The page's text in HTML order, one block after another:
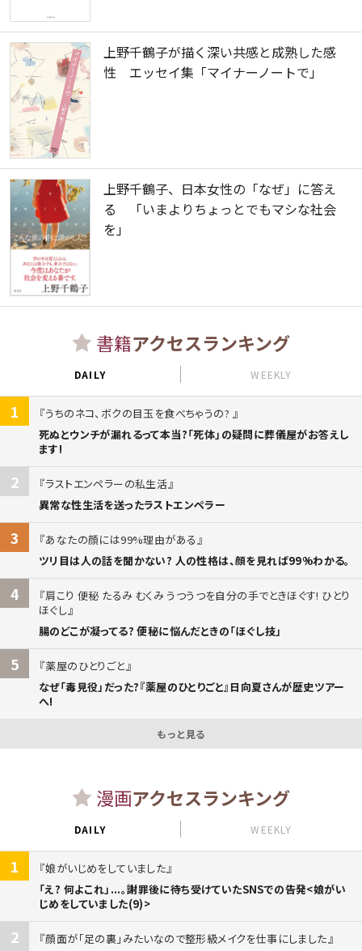
上野千鶴子が描く深い共感と成熟した感
性 エッセイ集「マイナーノートで」
上野千鶴子、日本女性の「なぜ」に答え
る 「いまよりちょっとでもマシな社会
を」
書籍アクセスランキング
DAILY WEEKLY
1
うちのネコ、ボクの目玉を食べちゃうの?
死ぬとウンチが漏れるって本当?「死体」の疑問に葬儀屋がお答えし
ます!
2
ラストエンペラーの私生活
異常な性生活を送ったラストエンペラー
3
あなたの顔には99%理由がある
ツリ目は人の話を聞かない? 人の性格は、顔を見れば99%わかる。
4
肩こり 便秘 たるみ むくみ うつうつを自分の手でときほぐす! ひとり
ほぐし
腸のどこが凝ってる? 便秘に悩んだときの「ほぐし技」
5
薬屋のひとりごと
なぜ「毒見役」だった?『薬屋のひとりごと』日向夏さんが歴史ツアー
へ!
もっと見る
漫画アクセスランキング
DAILY WEEKLY
1
娘がいじめをしていました
「え? 何よこれ」...。謝罪後に待ち受けていたSNSでの告発<娘がい
じめをしていました(9)>
2
顔面が「足の裏」みたいなので整形級メイクを仕事にしました